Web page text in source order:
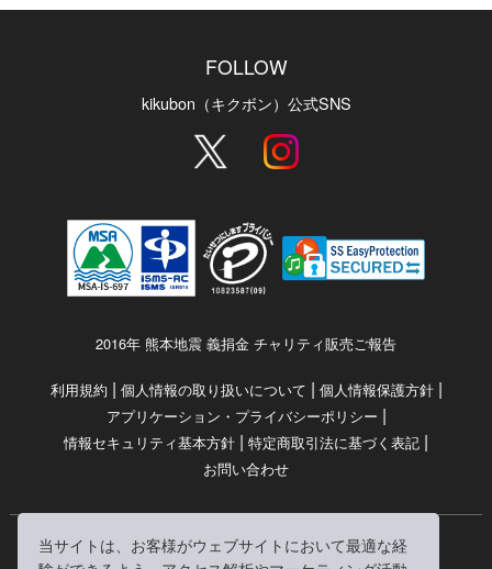
当サイトは、お客様がウェブサイトにおいて最適な経
FOLLOW
kikubon（キクボン）公式SNS
2016年 熊本地震 義捐金 チャリティ販売ご報告
利用規約 | 個人情報の取り扱いについて | 個人情報保護方針|
アプリケーション・プライバシーポリシー |
情報セキュリティ基本方針 | 特定商取引法に基づく表記 |
お問い合わせ
© RRJ Inc.